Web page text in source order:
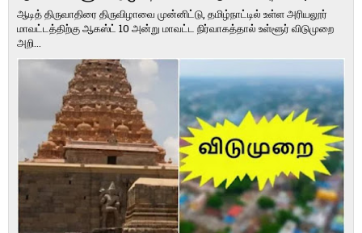
ஆடித் திருவாதிரை திருவிழாவை முன்னிட்டு, தமிழ்நாட்டில் உள்ள அரியலூர்
மாவட்டத்திற்கு ஆகஸ்ட் 10 அன்று மாவட்ட நிர்வாகத்தால் உள்ளூர் விடுமுறை
அறி...